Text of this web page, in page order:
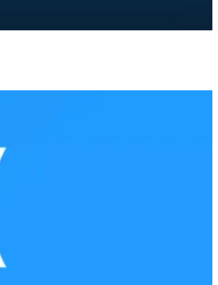
estimado: 3 minutos
parches funcionan a la